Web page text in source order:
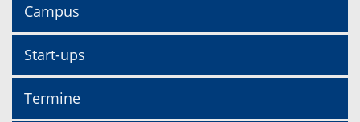
Campus
Start-ups
Termine